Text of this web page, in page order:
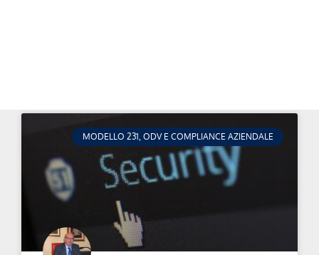
MODELLO 231, ODV E COMPLIANCE AZIENDALE